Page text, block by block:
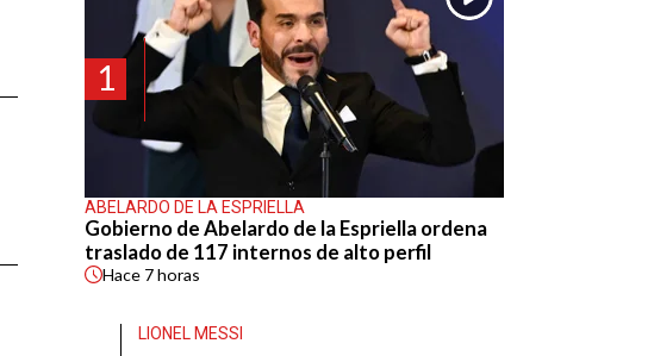
1
ABELARDO DE LA ESPRIELLA
Gobierno de Abelardo de la Espriella ordena
traslado de 117 internos de alto perfil
Hace 7 horas
LIONEL MESSI